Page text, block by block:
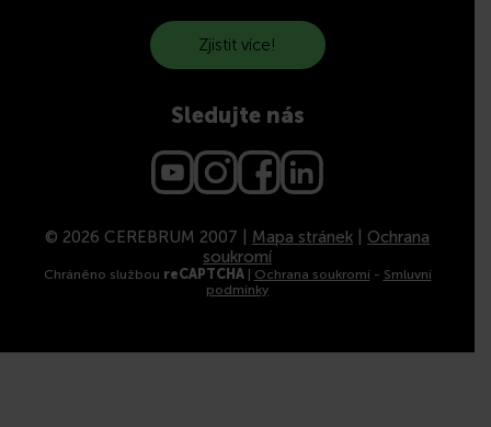
Zjistit více!
Sledujte nás
© 2026 CEREBRUM 2007 | Mapa stránek
Ochrana
soukromí
Chráněno službou reCAPTCHA| Ochrana soukromí - Smluvní
podmínky